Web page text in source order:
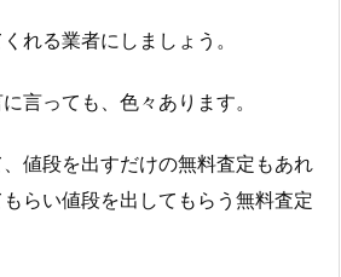
れる業者にしましょう。
言っても、色々あります。
値段を出すだけの無料査定もあれ
らい値段を出してもらう無料査定